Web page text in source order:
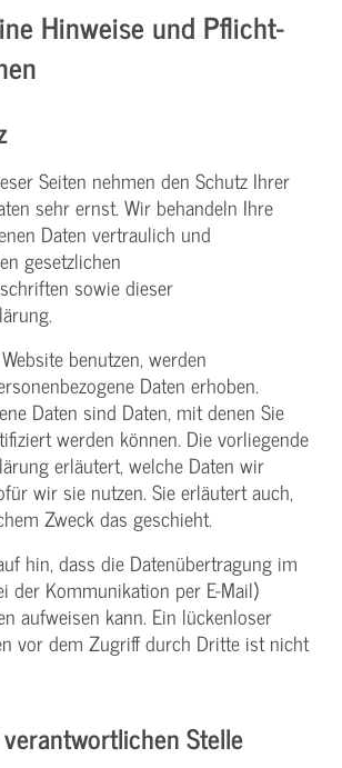
Hinweise und Pflicht­
Seiten nehmen den Schutz Ihrer
sehr ernst. Wir behandeln Ihre
Daten vertraulich und
gesetzlichen
sowie dieser
benutzen, werden
Daten erhoben.
Daten sind Daten, mit denen Sie
werden können. Die vorliegende
erläutert, welche Daten wir
wir sie nutzen. Sie erläutert auch,
Zweck das geschieht.
hin, dass die Datenübertragung im
der Kommunikation per E-Mail)
aufweisen kann. Ein lückenloser
vor dem Zugriff durch Dritte ist nicht
Stelle